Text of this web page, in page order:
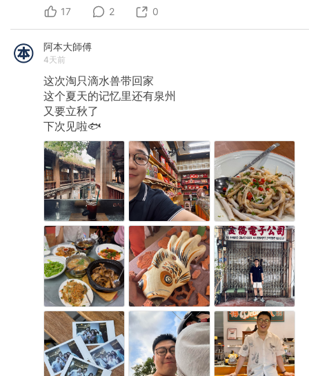
17 2 0
阿本大師傅
4天前
这次淘只滴水兽带回家
这个夏天的记忆里还有泉州
又要立秋了
下次见啦🐟